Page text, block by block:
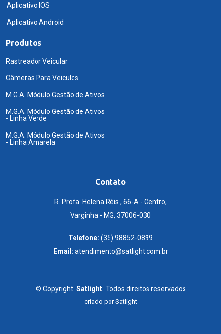
Aplicativo IOS
Aplicativo Android
Produtos
Rastreador Veicular
Câmeras Para Veiculos
M.G.A. Módulo Gestão de Ativos
M.G.A. Módulo Gestão de Ativos
- Linha Verde
M.G.A. Módulo Gestão de Ativos
- Linha Amarela
Contato
R. Profa. Helena Réis , 66-A - Centro,
Varginha - MG, 37006-030
Telefone: (35) 98852-0899
Email: atendimento@satlight.com.br
© Copyright Satlight Todos direitos reservados
criado porSatlight